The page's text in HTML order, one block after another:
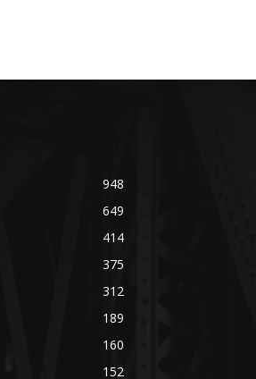
948
649
414
375
312
189
160
152